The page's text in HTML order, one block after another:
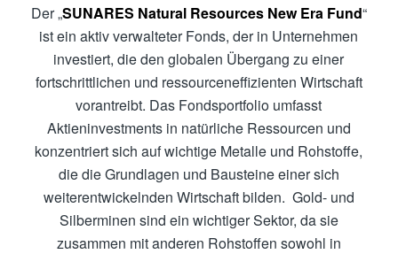
Der „SUNARES Natural Resources New Era Fund“
ist ein aktiv verwalteter Fonds, der in Unternehmen
investiert, die den globalen Übergang zu einer
fortschrittlichen und ressourceneffizienten Wirtschaft
vorantreibt. Das Fondsportfolio umfasst
Aktieninvestments in natürliche Ressourcen und
konzentriert sich auf wichtige Metalle und Rohstoffe,
die die Grundlagen und Bausteine einer sich
weiterentwickelnden Wirtschaft bilden. Gold- und
Silberminen sind ein wichtiger Sektor, da sie
zusammen mit anderen Rohstoffen sowohl in